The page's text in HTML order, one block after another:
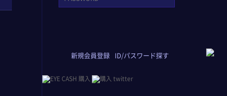
新規会員登録 ID/パスワード探す